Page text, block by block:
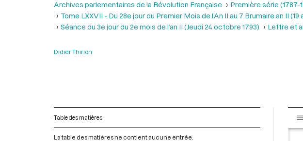
Archives parlementaires de la Révolution Française
Première série (1787-
Tome LXXVII - Du 28e jour du Premier Mois de l’An II au 7 Brumaire an II (19
Séance du 3e jour du 2e mois de l’an II (Jeudi 24 octobre 1793)
Lettre et
Didier Thirion
Table des matières
La table des matières ne contient aucune entrée.
s